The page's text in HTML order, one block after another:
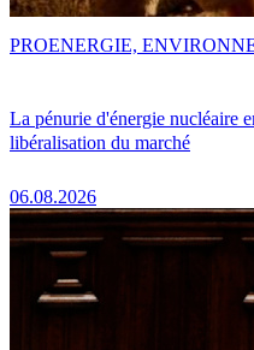
La pénurie d'énergie nucléaire
libéralisation du marché
06.08.2026
PROENERGIE,